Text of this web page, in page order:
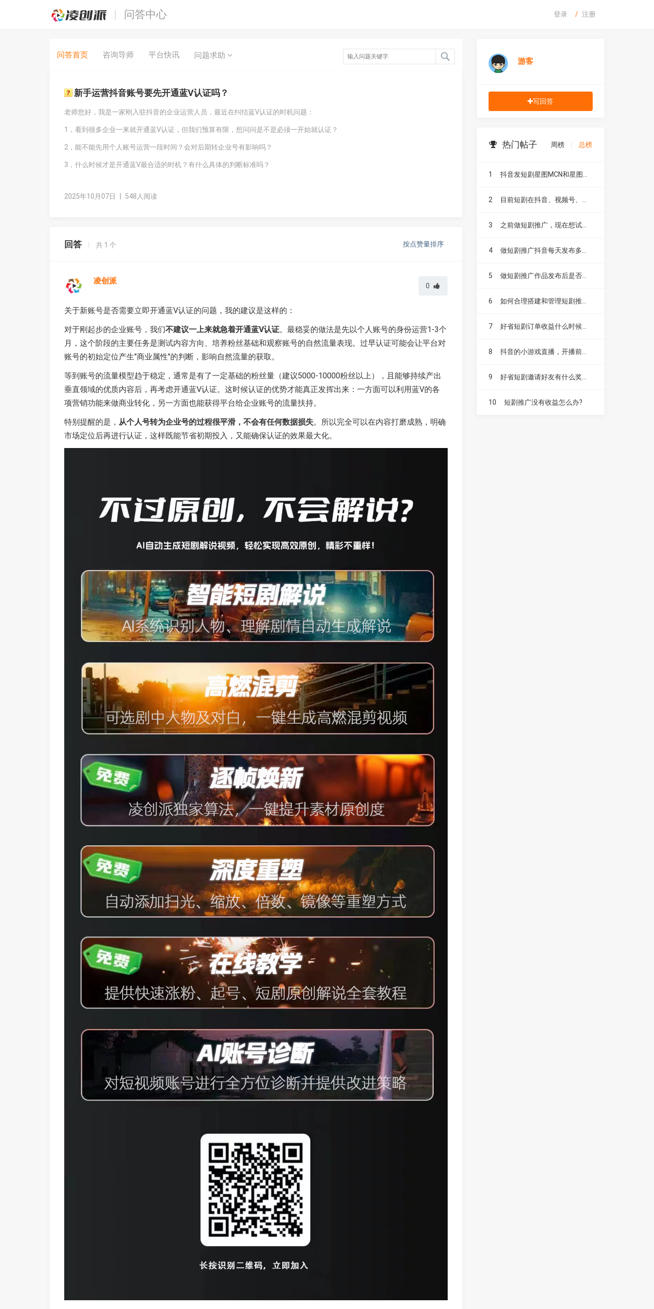
问答中心 登录 注册
问答首页 咨询导师 平台快讯 问题求助
新手运营抖音账号要先开通蓝V认证吗？
老师您好，我是一家刚入驻抖音的企业运营人员，最近在纠结蓝V认证的时机问题：
1，看到很多企业一来就开通蓝V认证，但我们预算有限，想问问是不是必须一开始就认证？
2，能不能先用个人账号运营一段时间？会对后期转企业号有影响吗？
3，什么时候才是开通蓝V最合适的时机？有什么具体的判断标准吗？
2025年10月07日 548人阅读
回答 | 共 1 个 按点赞量排序
凌创派
0
关于新账号是否需要立即开通蓝V认证的问题，我的建议是这样的：
对于刚起步的企业账号，我们不建议一上来就急着开通蓝V认证。最稳妥的做法是先以个人账号的身份运营1-3个
月，这个阶段的主要任务是测试内容方向、培养粉丝基础和观察账号的自然流量表现。过早认证可能会让平台对
账号的初始定位产生"商业属性"的判断，影响自然流量的获取。
等到账号的流量模型趋于稳定，通常是有了一定基础的粉丝量（建议5000-10000粉丝以上），且能够持续产出
垂直领域的优质内容后，再考虑开通蓝V认证。这时候认证的优势才能真正发挥出来：一方面可以利用蓝V的各
项营销功能来做商业转化，另一方面也能获得平台给企业账号的流量扶持。
特别提醒的是， 从个人号转为企业号的过程很平滑，不会有任何数据损失。所以完全可以在内容打磨成熟，明确
市场定位后再进行认证，这样既能节省初期投入，又能确保认证的效果最大化。
游客
写回答
热门帖子 周榜 总榜
1
2
3 之前做短剧推广，现在想试试漫剧，不知道漫剧好做吗？
4
5 做短剧推广作品发布后是否需要投抖加？
6
7 好省短剧订单收益什么时候结算，如何提现？
8 抖音的小游戏直播，开播前要不要先发视频扩大流量？
9
10 短剧推广没有收益怎么办?